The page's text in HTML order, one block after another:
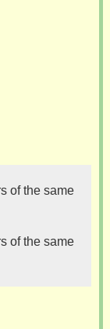
of the same
of the same